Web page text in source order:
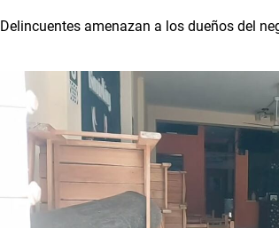
Delincuentes amenazan a los dueños del